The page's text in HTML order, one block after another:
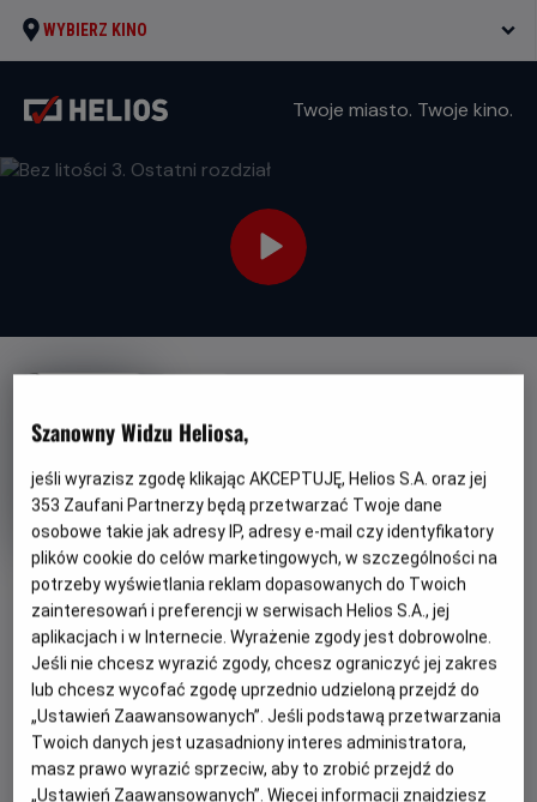
WYBIERZ KINO
Twoje miasto. Twoje kino.
Bez litości 3. Ostatni rozdział
tytuł
The Equalizer 3
Thriller / Akcja / Kryminał
Minimalny
wiek
Od 15 lat
Czas
trwania
110 min
Kraj
i
rok
produkcji
USA (2023)
OCENA HELIOS
7.1
PREMIERA
1 września 2023
WIĘCEJ SZCZEGÓŁÓW
WYBIERZ SWOJE KINO
ABY ZOBACZYĆ GODZINY SEANSÓW
Szanowny Widzu Heliosa,
jeśli wyrazisz zgodę klikając AKCEPTUJĘ, Helios S.A. oraz jej
353 Zaufani Partnerzy będą przetwarzać Twoje dane
osobowe takie jak adresy IP, adresy e-mail czy identyfikatory
plików cookie do celów marketingowych, w szczególności na
potrzeby wyświetlania reklam dopasowanych do Twoich
zainteresowań i preferencji w serwisach Helios S.A., jej
aplikacjach i w Internecie. Wyrażenie zgody jest dobrowolne.
Jeśli nie chcesz wyrazić zgody, chcesz ograniczyć jej zakres
lub chcesz wycofać zgodę uprzednio udzieloną przejdź do
„Ustawień Zaawansowanych”. Jeśli podstawą przetwarzania
Twoich danych jest uzasadniony interes administratora,
masz prawo wyrazić sprzeciw, aby to zrobić przejdź do
„Ustawień Zaawansowanych”. Więcej informacji znajdziesz